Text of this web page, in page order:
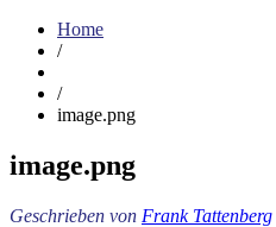
Home
/
/
image.png
image.png
Geschrieben von Frank Tattenberg